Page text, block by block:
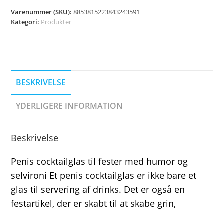
Varenummer (SKU):8853815223843243591
Kategori: Produkter
BESKRIVELSE
YDERLIGERE INFORMATION
Beskrivelse
Penis cocktailglas til fester med humor og
selvironi Et penis cocktailglas er ikke bare et
glas til servering af drinks. Det er også en
festartikel, der er skabt til at skabe grin,